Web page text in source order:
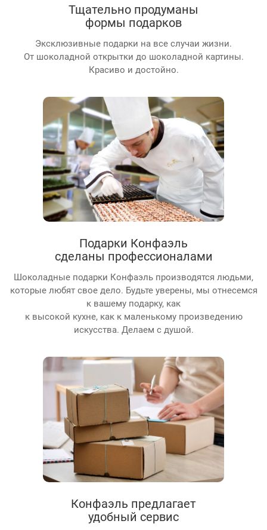
Тщательно продуманы
формы подарков
Эксклюзивные подарки на все случаи жизни.
От шоколадной открытки до шоколадной картины.
Красиво и достойно.
Подарки Конфаэль
сделаны профессионалами
Шоколадные подарки Конфаэль производятся людьми,
которые любят свое дело. Будьте уверены, мы отнесемся
к вашему подарку, как
к высокой кухне, как к маленькому произведению
искусства. Делаем с душой.
Конфаэль предлагает
удобный сервис